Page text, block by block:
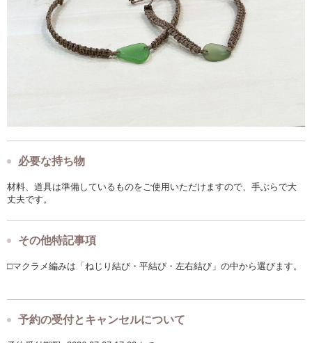
必要な持ち物
材料、道具は準備しているものをご使用いただけますので、手ぶらで大
丈夫です。
その他特記事項
□マクラメ編みは「ねじり結び・平結び・左右結び」の中から選びます。
予約の受付とキャンセルについて